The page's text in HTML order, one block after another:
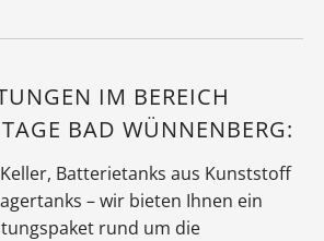
IM BEREICH
BAD WÜNNENBERG:
Batterietanks aus Kunststoff
– wir bieten Ihnen ein
rund um die